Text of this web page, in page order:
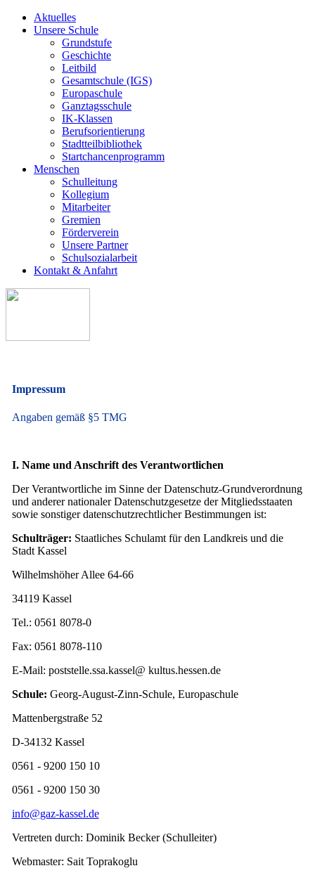
Aktuelles
Unsere Schule
Grundstufe
Geschichte
Leitbild
Gesamtschule (IGS)
Europaschule
Ganztagsschule
IK-Klassen
Berufsorientierung
Stadtteilbibliothek
Startchancenprogramm
Menschen
Schulleitung
Kollegium
Mitarbeiter
Gremien
Förderverein
Unsere Partner
Schulsozialarbeit
Kontakt & Anfahrt
Impressum
Angaben gemäß §5 TMG
I. Name und Anschrift des Verantwortlichen
Der Verantwortliche im Sinne der Datenschutz-Grundverordnung
und anderer nationaler Datenschutzgesetze der Mitgliedsstaaten
sowie sonstiger datenschutzrechtlicher Bestimmungen ist:
Schulträger: Staatliches Schulamt für den Landkreis und die
Stadt Kassel
Wilhelmshöher Allee 64-66
34119 Kassel
Tel.: 0561 8078-0
Fax: 0561 8078-110
E-Mail: poststelle.ssa.kassel@ kultus.hessen.de
Schule: Georg-August-Zinn-Schule, Europaschule
Mattenbergstraße 52
D-34132 Kassel
0561 - 9200 150 10
0561 - 9200 150 30
info@gaz-kassel.de
Vertreten durch: Dominik Becker (Schulleiter)
Webmaster: Sait Toprakoglu